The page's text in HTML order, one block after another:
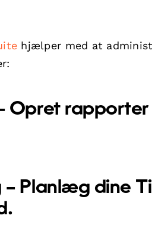
hjælper med at
Opret rapporter
– Planlæg dine